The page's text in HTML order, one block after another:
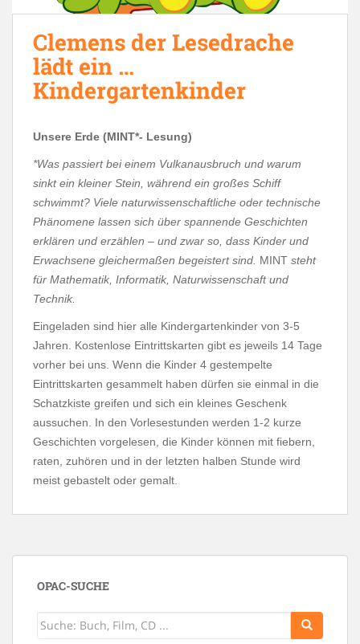
Clemens der Lesedrache
lädt ein …
Kindergartenkinder
Unsere Erde (MINT*- Lesung)
*Was passiert bei einem Vulkanausbruch und warum
sinkt ein kleiner Stein, während ein großes Schiff
schwimmt? Viele naturwissenschaftliche oder technische
Phänomene lassen sich über spannende Geschichten
erklären und erzählen – und zwar so, dass Kinder und
Erwachsene gleichermaßen begeistert sind. MINT steht
für Mathematik, Informatik, Naturwissenschaft und
Technik.
Eingeladen sind hier alle Kindergartenkinder von 3-5
Jahren. Kostenlose Eintrittskarten gibt es jeweils 14 Tage
vorher bei uns. Wenn die Kinder 4 gestempelte
Eintrittskarten gesammelt haben dürfen sie einmal in die
Schatzkiste greifen und sich ein kleines Geschenk
aussuchen. In den Vorlesestunden werden 1-2 kurze
Geschichten vorgelesen, die Kinder können mit fiebern,
raten, zuhören und in der letzten halben Stunde wird
meist gebastelt oder gemalt.
OPAC-SUCHE